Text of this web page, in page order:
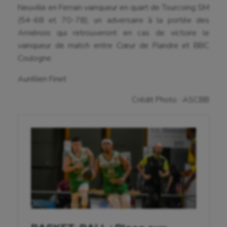
Danse
Escrime
Football américain
Futsal
Golf
Gymnastique
Gymnastique rythmique
Neuville en Ferrain vainqueur en quart de Tourcoing SM
(54-68 et 70-78), un adversaire à la portée des
Amiénois qui retrouveront en cas de victoire le
vainqueur de match entre
Cœur de Flandre et BBC
Coulogne.
Aurélien Finet
Crédit Photo : ASCBB